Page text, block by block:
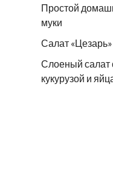
Простой
муки
Салат
Слоеный салат
кукурузой и